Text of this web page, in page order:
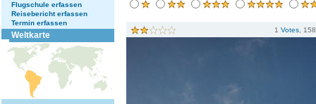
Flugschule erfassen
Reisebericht erfassen
Termin erfassen
Weltkarte
1 Votes ,